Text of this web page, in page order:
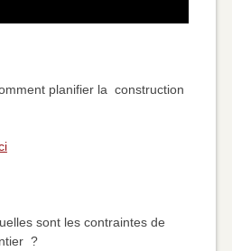
planifier la construction
sont les contraintes de
?